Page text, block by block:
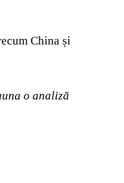
China și
o analiză